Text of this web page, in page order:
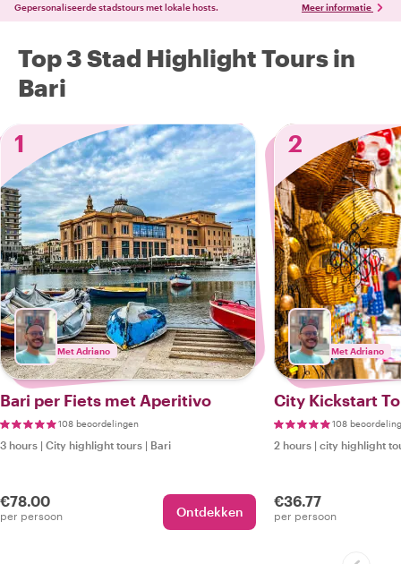
Gepersonaliseerde stadstours met lokale hosts. Meer informatie
Top 3 Stad Highlight Tours in
Bari
1
Met Adriano
Bari per Fiets met Aperitivo
108 beoordelingen
3 hours | City highlight tours | Bari
€78.00
per persoon Ontdekken
2
Met Adriano
City Kickstart
108
2 hours | city highlight
€36.77
per persoon